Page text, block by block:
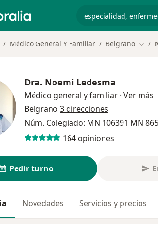
Médico General Y Familiar Belgrano
Dra. Noemi Ledesma
Médico general y familiar · Ver más
Belgrano 3 direcciones
Núm. Colegiado: MN 106391 MN
164 opiniones
Pedir turno
Novedades Servicios y precios